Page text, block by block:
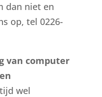
dan niet en
op, tel 0226-
van computer
wel